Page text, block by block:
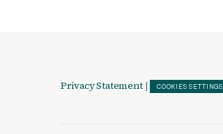
Privacy Statement | COOKIES SETTINGS